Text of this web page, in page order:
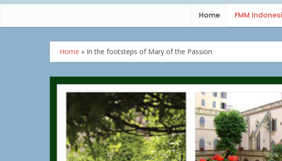
Home FMM
Home » In the footsteps of Mary of the Passion